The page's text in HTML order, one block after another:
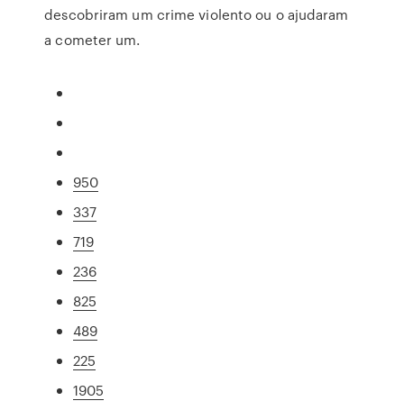
descobriram um crime violento ou o ajudaram
a cometer um.
950
337
719
236
825
489
225
1905